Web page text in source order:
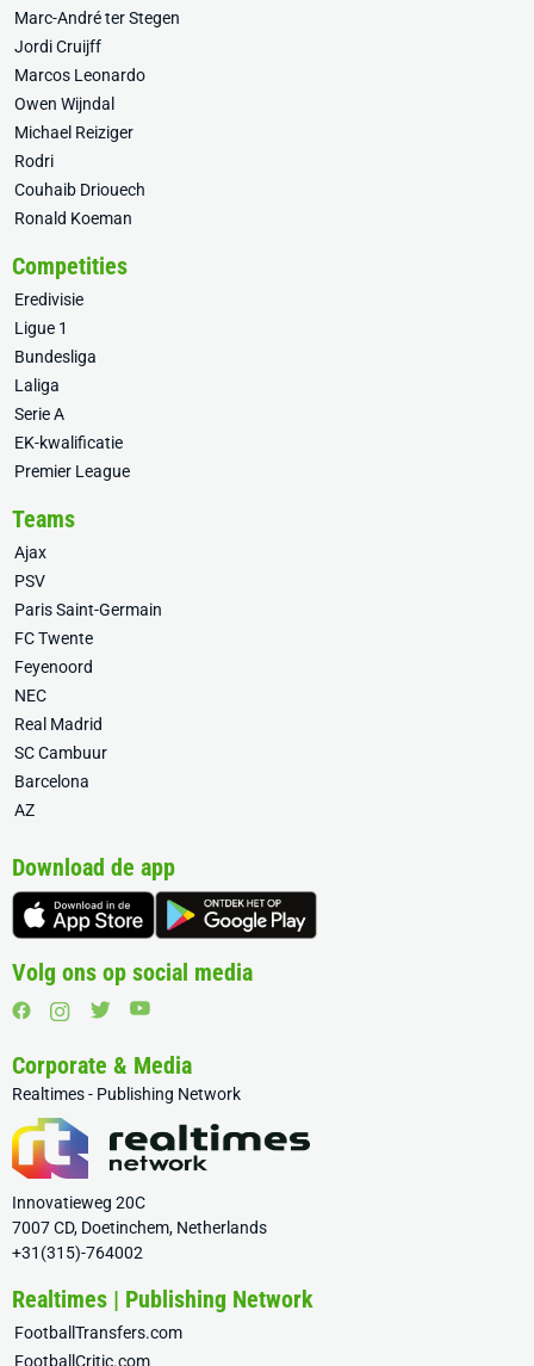
Marc-André ter Stegen
Jordi Cruijff
Marcos Leonardo
Owen Wijndal
Michael Reiziger
Rodri
Couhaib Driouech
Ronald Koeman
Competities
Eredivisie
Ligue 1
Bundesliga
Laliga
Serie A
EK-kwalificatie
Premier League
Teams
Ajax
PSV
Paris Saint-Germain
FC Twente
Feyenoord
NEC
Real Madrid
SC Cambuur
Barcelona
AZ
Download de app
Volg ons op social media
Corporate & Media
Realtimes - Publishing Network
Innovatieweg 20C
7007 CD, Doetinchem, Netherlands
+31(315)-764002
Realtimes | Publishing Network
FootballTransfers.com
FootballCritic.com